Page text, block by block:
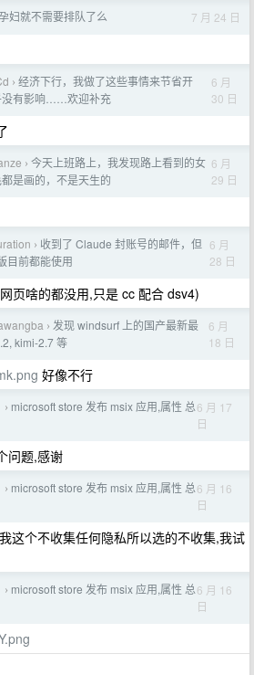
妇就不需要排队了么 7 月 24 日
› 经济下行，我做了这些事情来节省开
没有影响……欢迎补充
6 月
30 日
› 今天上班路上，我发现路上看到的女
是画的，不是天生的
6 月
29 日
› 收到了 Claude 封账号的邮件，但
目前都能使用
6 月
28 日
页啥的都没用,只是 cc 配合 dsv4)
› 发现 windsurf 上的国产最新最
kimi-2.7 等
6 月
18 日
好像不行
› microsoft store 发布 msix 应用,属性 总6 月 17
日
问题,感谢
› microsoft store 发布 msix 应用,属性 总6 月 16
日
这个不收集任何隐私所以选的不收集,我试
› microsoft store 发布 msix 应用,属性 总6 月 16
日